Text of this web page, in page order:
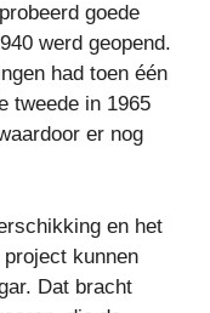
goede
werd geopend.
had toen één
tweede in 1965
er nog
en het
kunnen
Dat bracht